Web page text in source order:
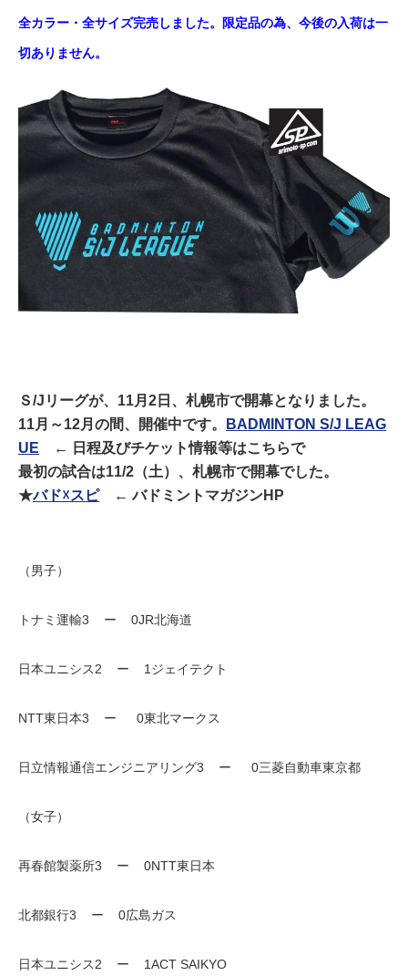
全カラー・全サイズ完売しました。 限定品の為、今後の入荷は一
切ありません。
Ｓ/Jリーグが、11月2日、札幌市で開幕となりました。
11月～12月の間、開催中です。 BADMINTON S/J LEAG
UE ← 日程及びチケット情報等はこちらで
最初の試合は11/2（土）、札幌市で開幕でした。
★バド☓スピ← バドミントマガジンHP
（男子）
トナミ運輸3 ー 0JR北海道
日本ユニシス2 ー 1ジェイテクト
NTT東日本3 ー 0東北マークス
日立情報通信エンジニアリング3 ー 0三菱自動車東京都
（女子）
再春館製薬所3 ー 0NTT東日本
北都銀行3 ー 0広島ガス
日本ユニシス2 ー 1ACT SAIKYO